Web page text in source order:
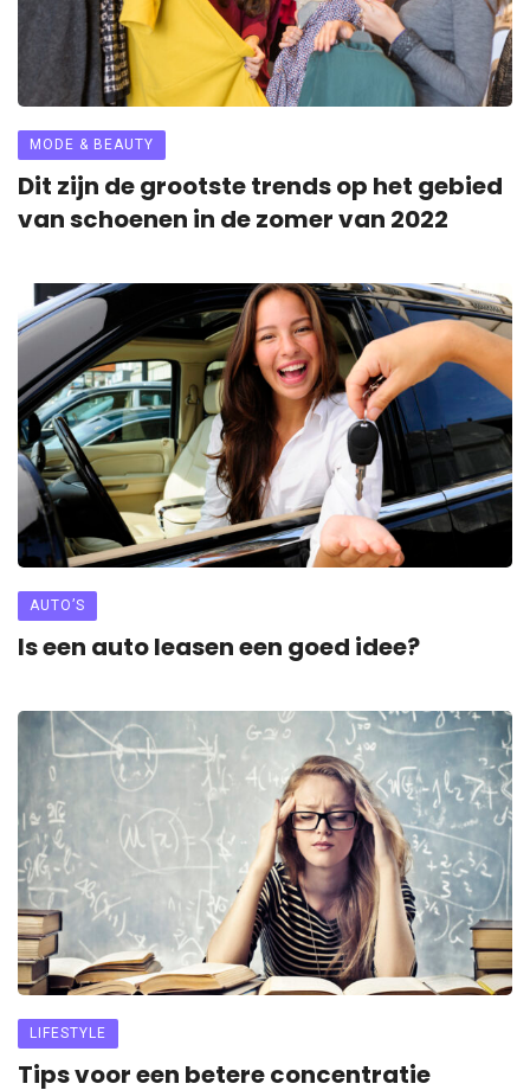
MODE & BEAUTY
Dit zijn de grootste trends op het gebied
van schoenen in de zomer van 2022
AUTO’S
Is een auto leasen een goed idee?
LIFESTYLE
Tips voor een betere concentratie